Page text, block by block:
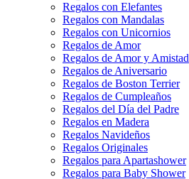
Regalos con Elefantes
Regalos con Mandalas
Regalos con Unicornios
Regalos de Amor
Regalos de Amor y Amistad
Regalos de Aniversario
Regalos de Boston Terrier
Regalos de Cumpleaños
Regalos del Día del Padre
Regalos en Madera
Regalos Navideños
Regalos Originales
Regalos para Apartashower
Regalos para Baby Shower